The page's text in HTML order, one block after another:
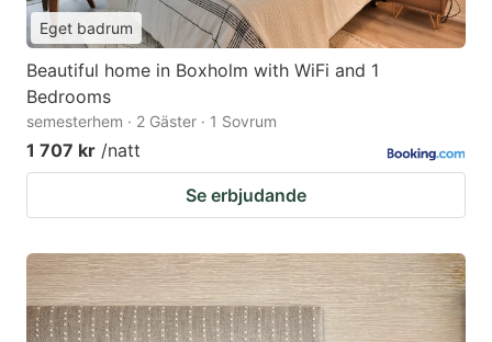
Eget badrum
Beautiful home in Boxholm with WiFi and 1
Bedrooms
semesterhem · 2 Gäster · 1 Sovrum
1 707 kr /natt
Se erbjudande